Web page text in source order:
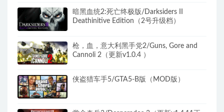
暗黑血统2:死亡终极版/Darksiders II
Deathinitive Edition（2号升级档）
枪，血，意大利黑手党2/Guns, Gore and
Cannoli 2（更新v1.0.4 ）
侠盗猎车手5/GTA5-B版（MOD版）